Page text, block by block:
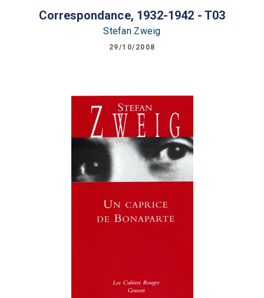
Correspondance, 1932-1942 - T03
Stefan Zweig
29/10/2008